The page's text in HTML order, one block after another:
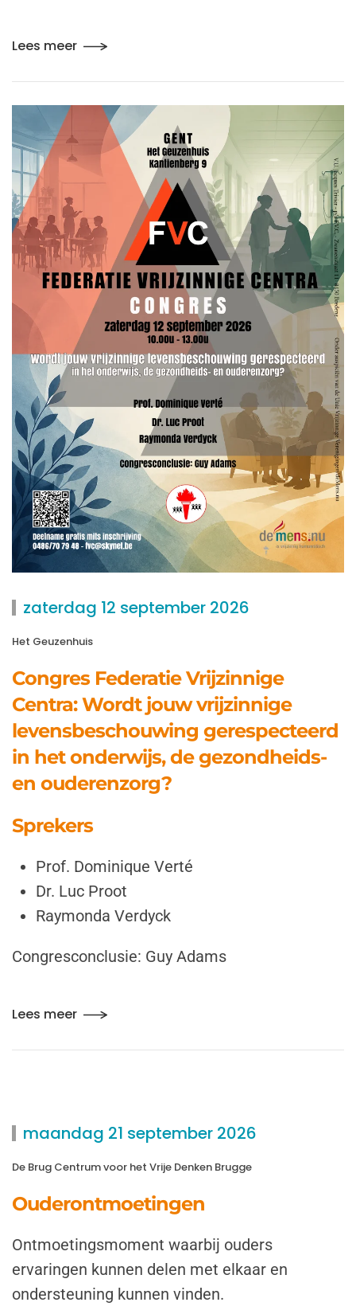
Lees meer
zaterdag 12 september 2026
Het Geuzenhuis
Congres Federatie Vrijzinnige
Centra: Wordt jouw vrijzinnige
levensbeschouwing gerespecteerd
in het onderwijs, de gezondheids-
en ouderenzorg?
Sprekers
Prof. Dominique Verté
Dr. Luc Proot
Raymonda Verdyck
Congresconclusie: Guy Adams
Lees meer
maandag 21 september 2026
De Brug Centrum voor het Vrije Denken Brugge
Ouderontmoetingen
Ontmoetingsmoment waarbij ouders
ervaringen kunnen delen met elkaar en
ondersteuning kunnen vinden.